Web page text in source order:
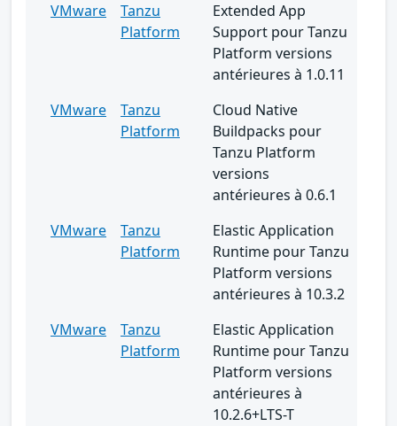
VMware
Tanzu
Platform
Extended App
Support pour Tanzu
Platform versions
antérieures à 1.0.11
VMware
Tanzu
Platform
Cloud Native
Buildpacks pour
Tanzu Platform
versions
antérieures à 0.6.1
VMware
Tanzu
Platform
Elastic Application
Runtime pour Tanzu
Platform versions
antérieures à 10.3.2
VMware
Tanzu
Platform
Elastic Application
Runtime pour Tanzu
Platform versions
antérieures à
10.2.6+LTS-T